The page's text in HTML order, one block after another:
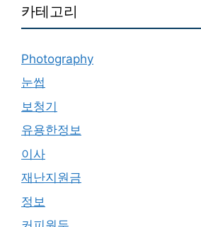
카테고리
Photography
눈썹
보청기
유용한정보
이사
재난지원금
정보